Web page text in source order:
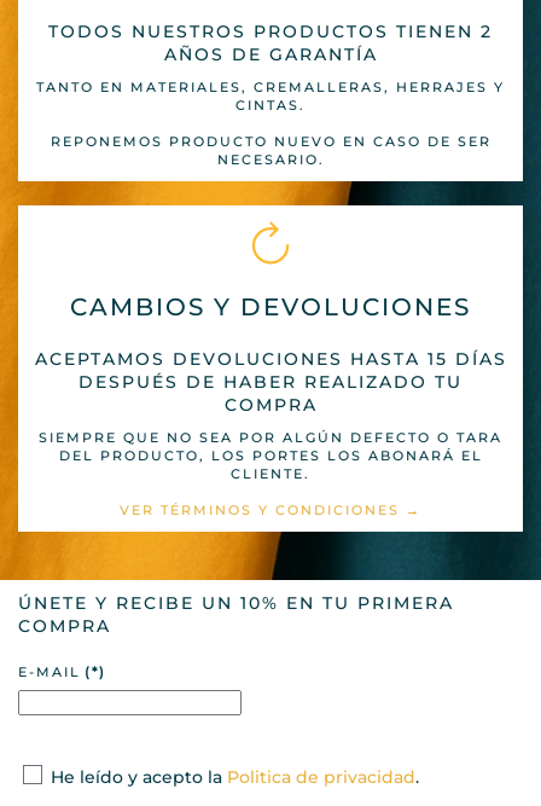
TODOS NUESTROS PRODUCTOS TIENEN 2
AÑOS DE GARANTÍA
TANTO EN MATERIALES, CREMALLERAS, HERRAJES Y
CINTAS.
REPONEMOS PRODUCTO NUEVO EN CASO DE SER
NECESARIO.
CAMBIOS Y DEVOLUCIONES
ACEPTAMOS DEVOLUCIONES HASTA 15 DÍAS
DESPUÉS DE HABER REALIZADO TU
COMPRA
SIEMPRE QUE NO SEA POR ALGÚN DEFECTO O TARA
DEL PRODUCTO, LOS PORTES LOS ABONARÁ EL
CLIENTE.
VER TÉRMINOS Y CONDICIONES →
ÚNETE Y RECIBE UN 10% EN TU PRIMERA
COMPRA
E-MAIL (*)
He leído y acepto la Politica de privacidad.